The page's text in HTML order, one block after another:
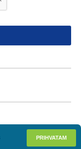
PRIHVATAM